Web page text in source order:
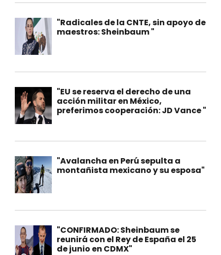
"Radicales de la CNTE, sin apoyo de
maestros: Sheinbaum "
"EU se reserva el derecho de una
acción militar en México,
preferimos cooperación: JD Vance "
"Avalancha en Perú sepulta a
montañista mexicano y su esposa"
"CONFIRMADO: Sheinbaum se
reunirá con el Rey de España el 25
de junio en CDMX"